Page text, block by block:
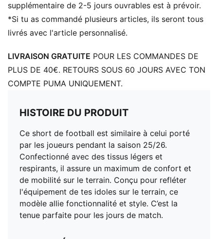
supplémentaire de 2-5 jours ouvrables est à prévoir.
*Si tu as commandé plusieurs articles, ils seront tous
livrés avec l'article personnalisé.
LIVRAISON GRATUITE POUR LES COMMANDES DE
PLUS DE 40€. RETOURS SOUS 60 JOURS AVEC TON
COMPTE PUMA UNIQUEMENT.
HISTOIRE DU PRODUIT
Ce short de football est similaire à celui porté
par les joueurs pendant la saison 25/26.
Confectionné avec des tissus légers et
respirants, il assure un maximum de confort et
de mobilité sur le terrain. Conçu pour refléter
l'équipement de tes idoles sur le terrain, ce
modèle allie fonctionnalité et style. C’est la
tenue parfaite pour les jours de match.